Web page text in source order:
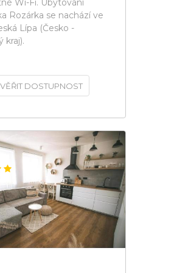
Wi-Fi. Ubytování
Rozárka se nachází ve
Lípa (Česko -
kraj).
DOSTUPNOST